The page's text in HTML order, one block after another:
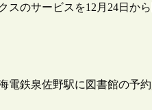
スのサービスを12月24日か
電鉄泉佐野駅に図書館の予